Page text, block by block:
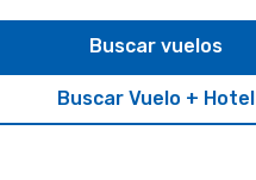
Buscar Vuelo + Hotel
Buscar vuelos